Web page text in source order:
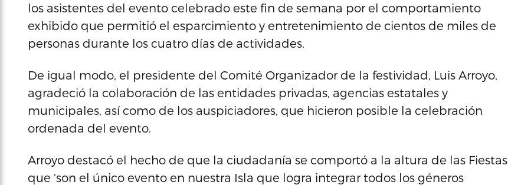
los asistentes del evento celebrado este fin de semana por el comportamiento
exhibido que permitió el esparcimiento y entretenimiento de cientos de miles de
personas durante los cuatro días de actividades.
De igual modo, el presidente del Comité Organizador de la festividad, Luis Arroyo,
agradeció la colaboración de las entidades privadas, agencias estatales y
municipales, así como de los auspiciadores, que hicieron posible la celebración
ordenada del evento.
Arroyo destacó el hecho de que la ciudadanía se comportó a la altura de las Fiestas
que ‘son el único evento en nuestra Isla que logra integrar todos los géneros